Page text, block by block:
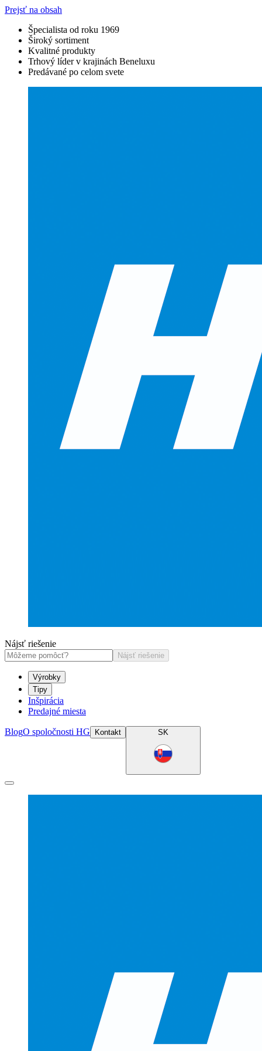
Prejsť na obsah
Špecialista od roku 1969
Široký sortiment
Kvalitné produkty
Trhový líder v krajinách Beneluxu
Predávané po celom svete
Nájsť riešenie
Nájsť riešenie
Výrobky
Tipy
Inšpirácia
Predajné miesta
BlogO spoločnosti HG Kontakt SK